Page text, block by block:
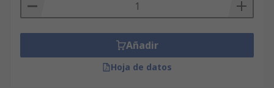
Añadir
Hoja de datos